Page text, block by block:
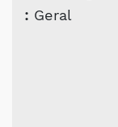
: Geral